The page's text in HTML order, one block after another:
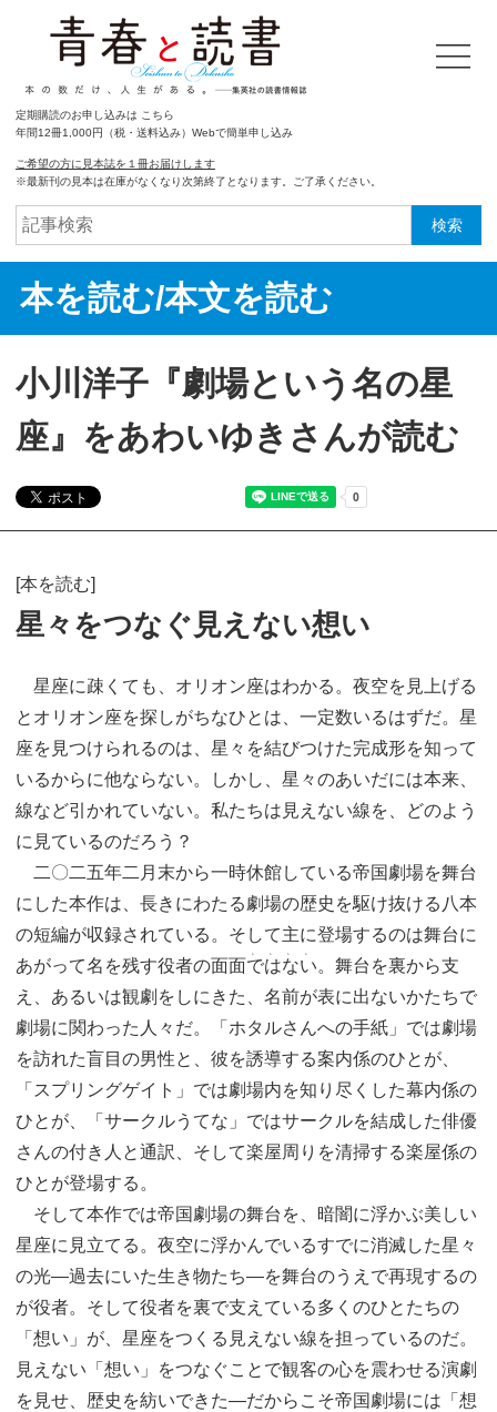
定期購読のお申し込みは こちら
年間12冊1,000円（税・送料込み）Webで簡単申し込み
ご希望の方に見本誌を１冊お届けします
※最新刊の見本は在庫がなくなり次第終了となります。ご了承ください。
検索
本を読む/本文を読む
小川洋子『劇場という名の星
座』をあわいゆきさんが読む
[本を読む]
星々をつなぐ見えない想い
星座に疎くても、オリオン座はわかる。夜空を見上げる
とオリオン座を探しがちなひとは、一定数いるはずだ。星
座を見つけられるのは、星々を結びつけた完成形を知って
いるからに他ならない。しかし、星々のあいだには本来、
線など引かれていない。私たちは見えない線を、どのよう
に見ているのだろう？
二〇二五年二月末から一時休館している帝国劇場を舞台
にした本作は、長きにわたる劇場の歴史を駆け抜ける八本
の短編が収録されている。そして主に登場するのは舞台に
あがって名を残す役者の面面ではない
、、、、
。舞台を裏から支
え、あるいは観劇をしにきた、名前が表に出ないかたちで
劇場に関わった人々だ。「ホタルさんへの手紙」では劇場
を訪れた盲目の男性と、彼を誘導する案内係のひとが、
「スプリングゲイト」では劇場内を知り尽くした幕内係の
ひとが、「サークルうてな」ではサークルを結成した俳優
さんの付き人と通訳、そして楽屋周りを清掃する楽屋係の
ひとが登場する。
そして本作では帝国劇場の舞台を、暗闇に浮かぶ美しい
星座に見立てる。夜空に浮かんでいるすでに消滅した星々
の光—過去にいた生き物たち—を舞台のうえで再現するの
が役者。そして役者を裏で支えている多くのひとたちの
「想い」が、星座をつくる見えない線を担っているのだ。
見えない「想い」をつなぐことで観客の心を震わせる演劇
を見せ、歴史を紡いできた—だからこそ帝国劇場には「想